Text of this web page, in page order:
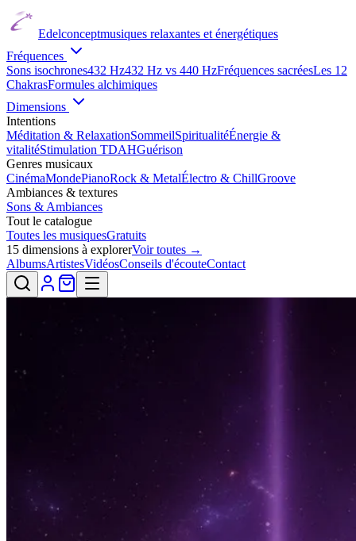
Edelconceptmusiques relaxantes et énergétiques
Fréquences
Sons isochrones432 Hz432 Hz vs 440 HzFréquences sacréesLes 12
ChakrasFormules alchimiques
Dimensions
Intentions
Méditation & RelaxationSommeilSpiritualitéÉnergie &
vitalitéStimulation TDAHGuérison
Genres musicaux
CinémaMondePianoRock & MetalÉlectro & ChillGroove
Ambiances & textures
Sons & Ambiances
Tout le catalogue
Toutes les musiquesGratuits
15 dimensions à explorerVoir toutes →
AlbumsArtistesVidéosConseils d'écouteContact